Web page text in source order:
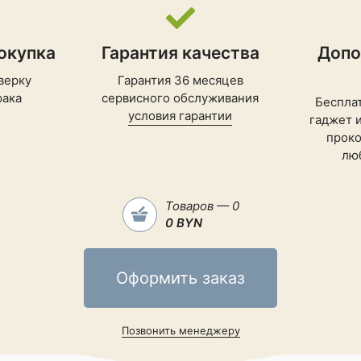
Гарантия качества
Гарантия 36 месяцев
сервисного обслуживания
условия гарантии
гаджет
Товаров — 0
0 BYN
Оформить заказ
Позвонить менеджеру